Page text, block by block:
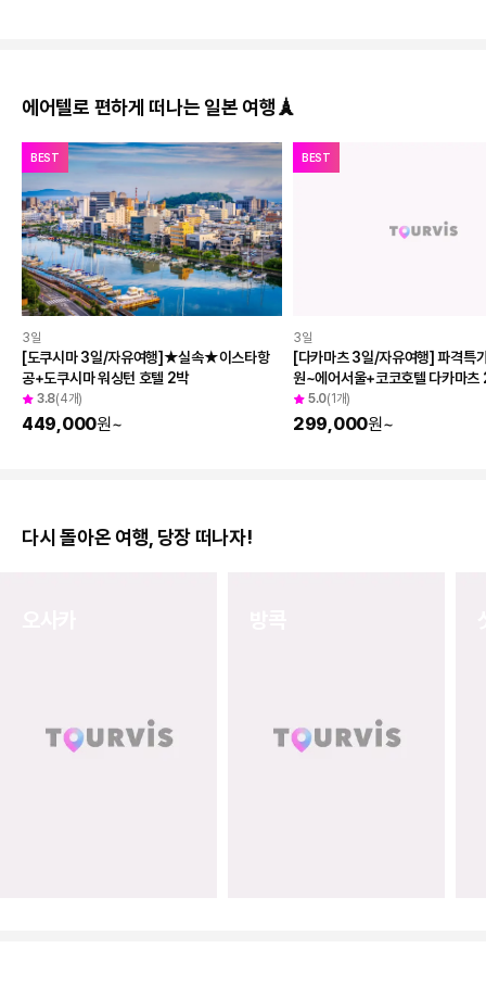
에어텔로 편하게 떠나는 일본 여행🗼
BEST
3일
[도쿠시마 3일/자유여행]★실속★이스타항
공+도쿠시마 워싱턴 호텔 2박
3.8(4개)
449,000원~
BEST
3일
[다카마츠 3일/자유여행] 파격
원~에어서울+코코호텔 다카마츠
5.0(1개)
299,000원~
다시 돌아온 여행, 당장 떠나자!